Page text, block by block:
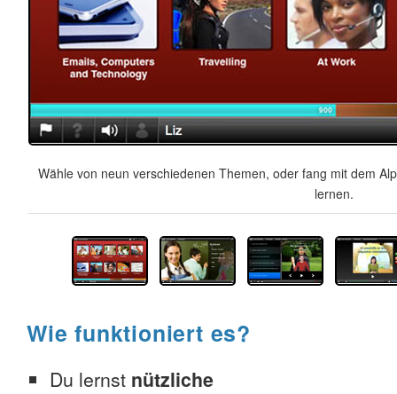
Wähle von neun verschiedenen Themen, oder fang mit dem
lernen.
Wie funktioniert es?
Du lernst nützliche